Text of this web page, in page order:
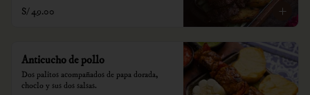
consumo.
S/ 49.00
Anticucho de pollo
Dos palitos acompañados de papa dorada,
choclo y sus dos salsas.